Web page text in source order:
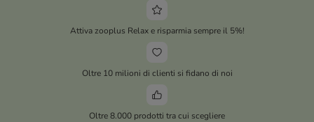
Attiva zooplus Relax e risparmia sempre il 5%!
Oltre 10 milioni di clienti si fidano di noi
Oltre 8.000 prodotti tra cui scegliere